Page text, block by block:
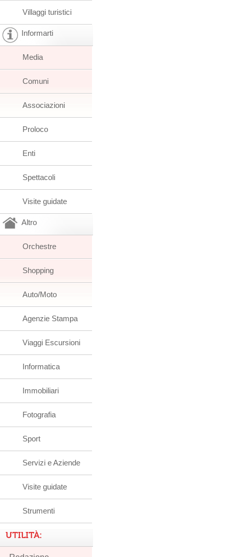
Villaggi turistici
Informarti
Media
Comuni
Associazioni
Proloco
Enti
Spettacoli
Visite guidate
Altro
Orchestre
Shopping
Auto/Moto
Agenzie Stampa
Viaggi Escursioni
Informatica
Immobiliari
Fotografia
Sport
Servizi e Aziende
Visite guidate
Strumenti
UTILITÀ: